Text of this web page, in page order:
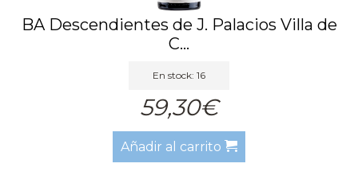
BA Descendientes de J. Palacios Villa de
C...
En stock: 16
59,30€
Añadir al carrito